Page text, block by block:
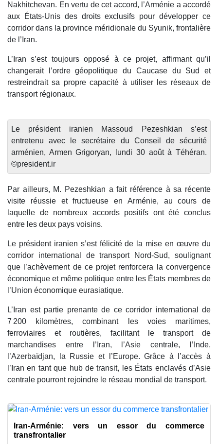
Nakhitchevan. En vertu de cet accord, l’Arménie a accordé
aux États-Unis des droits exclusifs pour développer ce
corridor dans la province méridionale du Syunik, frontalière
de l’Iran.
L’Iran s’est toujours opposé à ce projet, affirmant qu’il
changerait l’ordre géopolitique du Caucase du Sud et
restreindrait sa propre capacité à utiliser les réseaux de
transport régionaux.
Le président iranien Massoud Pezeshkian s’est
entretenu avec le secrétaire du Conseil de sécurité
arménien, Armen Grigoryan, lundi 30 août à Téhéran.
©president.ir
Par ailleurs, M. Pezeshkian a fait référence à sa récente
visite réussie et fructueuse en Arménie, au cours de
laquelle de nombreux accords positifs ont été conclus
entre les deux pays voisins.
Le président iranien s’est félicité de la mise en œuvre du
corridor international de transport Nord-Sud, soulignant
que l’achèvement de ce projet renforcera la convergence
économique et même politique entre les États membres de
l’Union économique eurasiatique.
L’Iran est partie prenante de ce corridor international de
7 200 kilomètres, combinant les voies maritimes,
ferroviaires et routières, facilitant le transport de
marchandises entre l’Iran, l’Asie centrale, l’Inde,
l’Azerbaïdjan, la Russie et l’Europe. Grâce à l’accès à
l’Iran en tant que hub de transit, les États enclavés d’Asie
centrale pourront rejoindre le réseau mondial de transport.
Iran-Arménie: vers un essor du commerce
transfrontalier